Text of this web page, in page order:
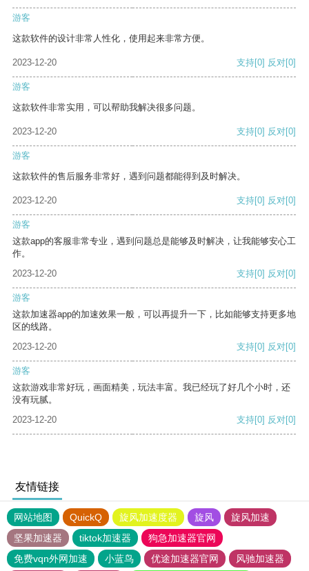
游客
这款软件的设计非常人性化，使用起来非常方便。
2023-12-20 支持[0] 反对[0]
游客
这款软件非常实用，可以帮助我解决很多问题。
2023-12-20 支持[0] 反对[0]
游客
这款软件的售后服务非常好，遇到问题都能得到及时解决。
2023-12-20 支持[0] 反对[0]
游客
这款app的客服非常专业，遇到问题总是能够及时解决，让我能够安心工
作。
2023-12-20
支持[0] 反对[0]
游客
这款加速器app的加速效果一般，可以再提升一下，比如能够支持更多地
区的线路。
2023-12-20
支持[0] 反对[0]
游客
这款游戏非常好玩，画面精美，玩法丰富。我已经玩了好几个小时，还
没有玩腻。
2023-12-20
支持[0] 反对[0]
友情链接
网站地图 QuickQ 旋风加速度器 旋风
旋风加速
坚果加速器
tiktok加速器
狗急加速器官网
免费vqn外网加速
小蓝鸟 优途加速器官网 风驰加速器